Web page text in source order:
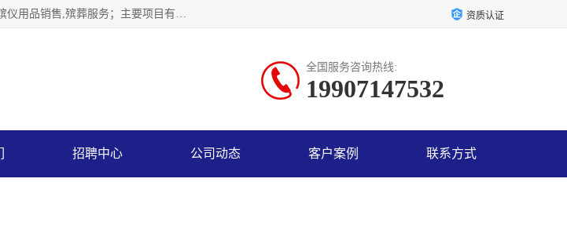
武汉市江汉区天上星殡葬中心成立于2023年，注册地位于湖北省武汉市。经营范围包括：殡仪用品销售,殡葬服务；主要项目有：穿衣服，寿衣，西服，现代装，灵堂布置，遗像，灵棚，乐队，化妆，遗体告别厅，守灵别墅，遗体托运，墓地代理低价出售。 资质认证
全国服务咨询热线:
19907147532
招聘中心 公司动态 客户案例 联系方式